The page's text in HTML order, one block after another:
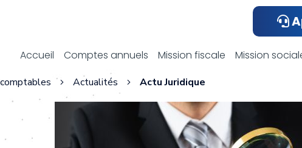
Accueil Comptes annuels Mission fiscale Mission
Actualités
Actualités Actu Juridique